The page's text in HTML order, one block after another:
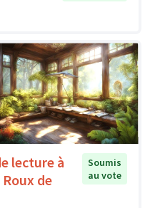
lecture à
de
Soumis
au vote